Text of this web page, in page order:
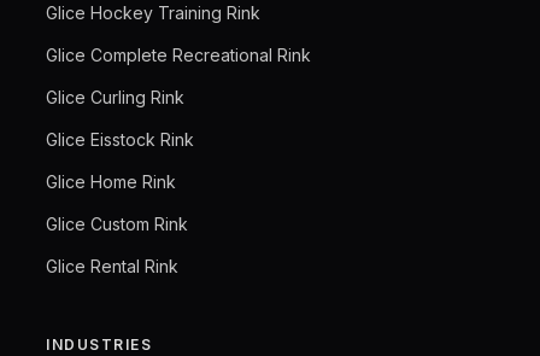
Glice Hockey Training Rink
Glice Complete Recreational Rink
Glice Curling Rink
Glice Eisstock Rink
Glice Home Rink
Glice Custom Rink
Glice Rental Rink
INDUSTRIES